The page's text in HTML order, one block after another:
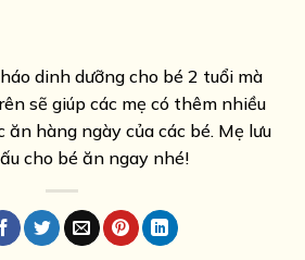
dinh dưỡng cho bé 2 tuổi mà
sẽ giúp các mẹ có thêm nhiều
hàng ngày của các bé. Mẹ lưu
cho bé ăn ngay nhé!